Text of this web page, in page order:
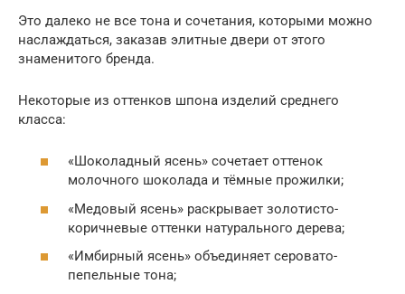
Это далеко не все тона и сочетания, которыми можно
наслаждаться, заказав элитные двери от этого
знаменитого бренда.
Некоторые из оттенков шпона изделий среднего
класса:
«Шоколадный ясень» сочетает оттенок
молочного шоколада и тёмные прожилки;
«Медовый ясень» раскрывает золотисто-
коричневые оттенки натурального дерева;
«Имбирный ясень» объединяет серовато-
пепельные тона;